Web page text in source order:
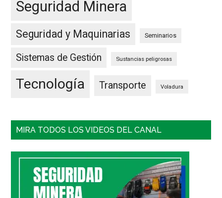
Seguridad Minera
Seguridad y Maquinarias Seminarios
Sistemas de Gestión Sustancias peligrosas
Tecnología Transporte Voladura
MIRA TODOS LOS VIDEOS DEL CANAL